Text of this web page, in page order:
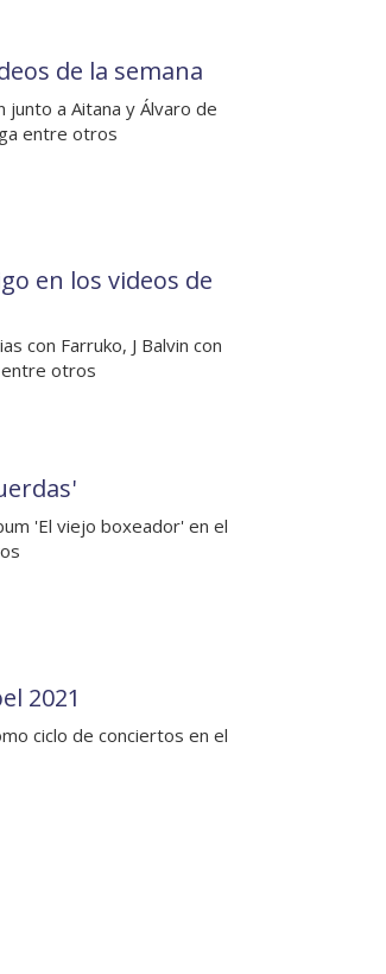
de la semana
junto a Aitana y Álvaro de
entre otros
en los videos de
con Farruko, J Balvin con
entre otros
'El viejo boxeador' en el
2021
ciclo de conciertos en el